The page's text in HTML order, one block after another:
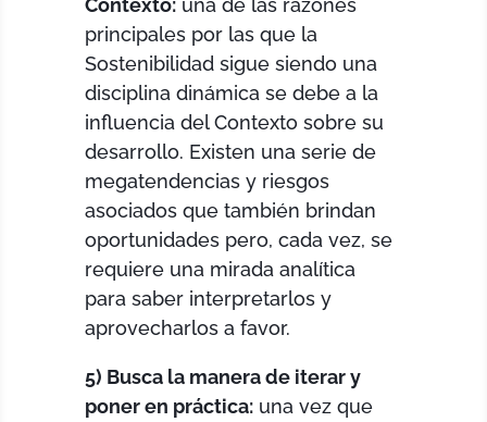
Contexto: una de las razones
principales por las que la
Sostenibilidad sigue siendo una
disciplina dinámica se debe a la
influencia del Contexto sobre su
desarrollo. Existen una serie de
megatendencias y riesgos
asociados que también brindan
oportunidades pero, cada vez, se
requiere una mirada analítica
para saber interpretarlos y
aprovecharlos a favor.
5) Busca la manera de iterar y
poner en práctica: una vez que